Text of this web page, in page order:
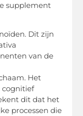
supplement
Dit zijn
van de
Het
cognitief
dit dat het
processen die